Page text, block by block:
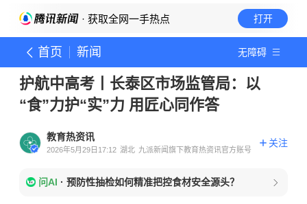
· 获取全网一手热点 打开
首页 新闻 无障碍
护航中高考丨长泰区市场监管局：以
“食”力护“实”力 用匠心同作答
教育热资讯
2026年5月29日17:12 湖北 九派新闻旗下教育热资讯官方账号
关注
问AI · 预防性抽检如何精准把控食材安全源头？